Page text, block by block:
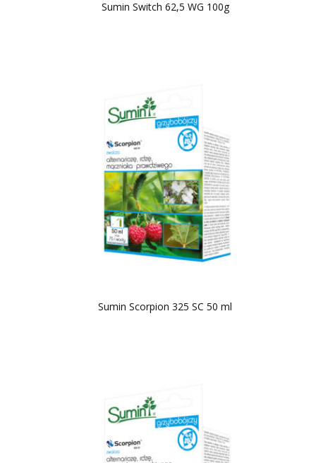
Sumin Switch 62,5 WG 100g
Sumin Scorpion 325 SC 50 ml